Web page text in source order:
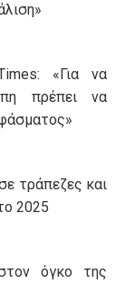
«Για να
πρέπει να
τράπεζες και
2025
όγκο της